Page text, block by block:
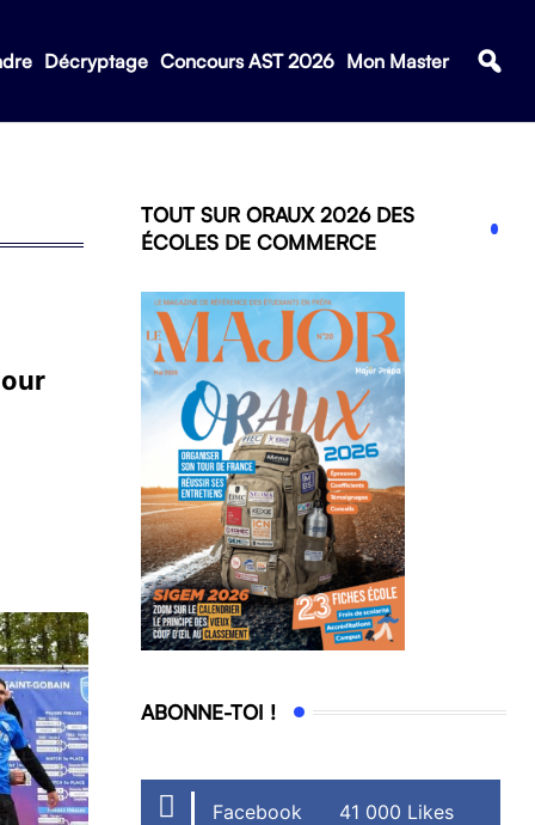
Décryptage Concours AST 2026 Mon Master
TOUT SUR ORAUX 2026 DES
ÉCOLES DE COMMERCE
ABONNE-TOI !
Facebook 41 000 Likes